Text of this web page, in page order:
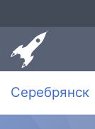
Серебрянск